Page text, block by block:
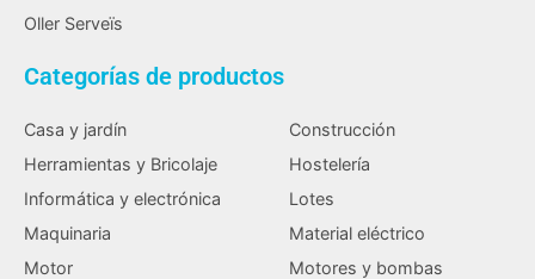
Oller Serveïs
Categorías de productos
Casa y jardín
Construcción
Herramientas y Bricolaje
Hostelería
Informática y electrónica
Lotes
Maquinaria
Material eléctrico
Motor
Motores y bombas